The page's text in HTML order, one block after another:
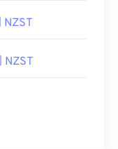
NZST
NZST